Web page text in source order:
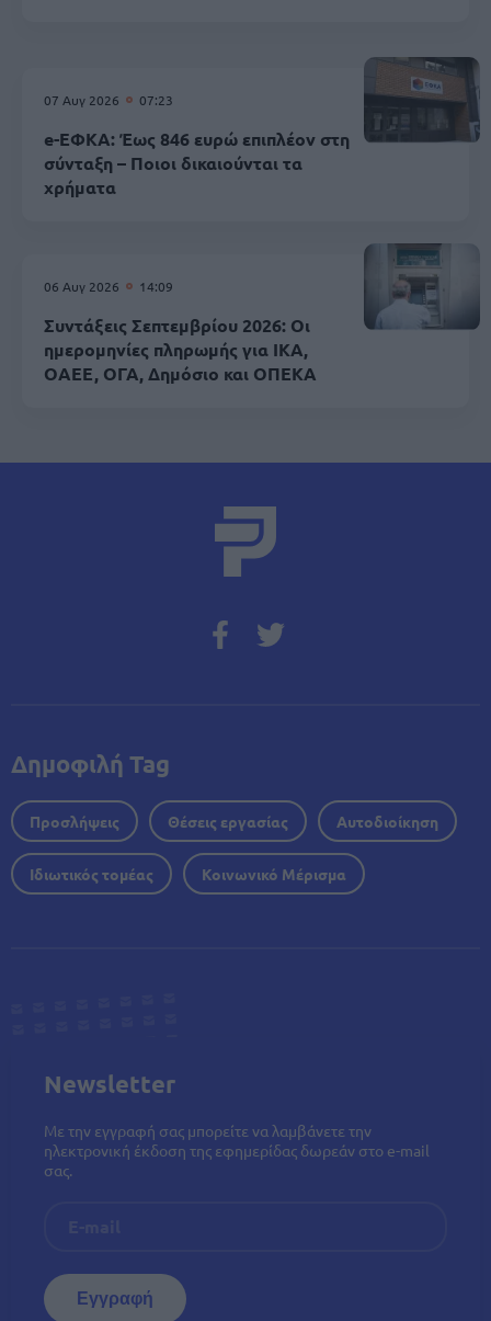
07 Αυγ 2026 07:23
e-ΕΦΚΑ: Έως 846 ευρώ επιπλέον στη
σύνταξη – Ποιοι δικαιούνται τα
χρήματα
06 Αυγ 2026 14:09
Συντάξεις Σεπτεμβρίου 2026: Οι
ημερομηνίες πληρωμής για ΙΚΑ,
ΟΑΕΕ, ΟΓΑ, Δημόσιο και ΟΠΕΚΑ
Δημοφιλή Tag
Προσλήψεις Θέσεις εργασίας Αυτοδιοίκηση
Ιδιωτικός τομέας Κοινωνικό Μέρισμα
Newsletter
Με την εγγραφή σας μπορείτε να λαμβάνετε την
ηλεκτρονική έκδοση της εφημερίδας δωρεάν στο e-mail
σας.